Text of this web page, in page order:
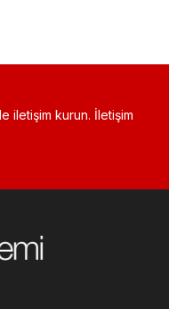
iletişim kurun. İletişim